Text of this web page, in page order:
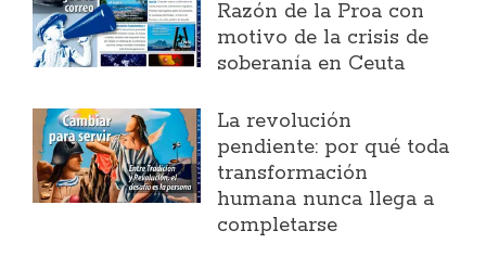
Razón de la Proa con
motivo de la crisis de
soberanía en Ceuta
La revolución
pendiente: por qué toda
transformación
humana nunca llega a
completarse